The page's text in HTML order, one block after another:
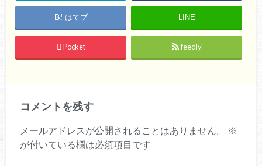
はてブ LINE
Pocket feedly
コメントを残す
メールアドレスが公開されることはありません。
※
が付いている欄は必須項目です